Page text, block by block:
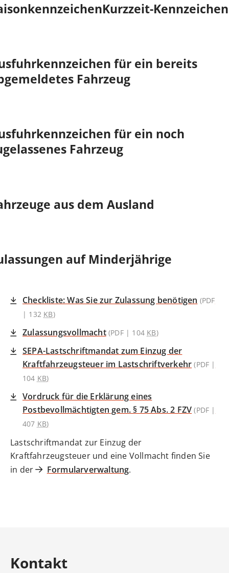
Kurzzeit-Kennzeichen
für ein bereits
Fahrzeug
für ein noch
Fahrzeug
aus dem Ausland
auf Minderjährige
Checkliste: Was Sie zur Zulassung benötigen (PDF
| 132 KB)
Zulassungsvollmacht(PDF | 104 KB)
SEPA-Lastschriftmandat zum Einzug der
Kraftfahrzeugsteuer im Lastschriftverkehr (PDF |
104 KB)
Vordruck für die Erklärung eines
Postbevollmächtigten gem. § 75 Abs. 2 FZV (PDF |
407 KB)
Lastschriftmandat zur Einzug der
Kraftfahrzeugsteuer und eine Vollmacht finden Sie
in der
Formularverwaltung.
Kontakt